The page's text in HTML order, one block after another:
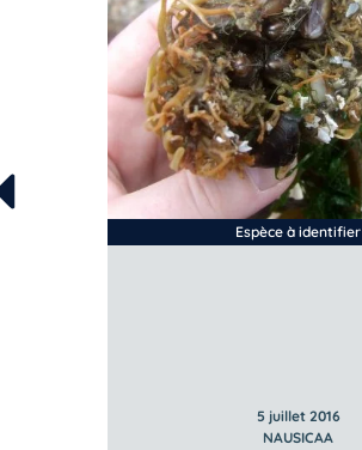
Espèce à identifier
5 juillet 2016
NAUSICAA